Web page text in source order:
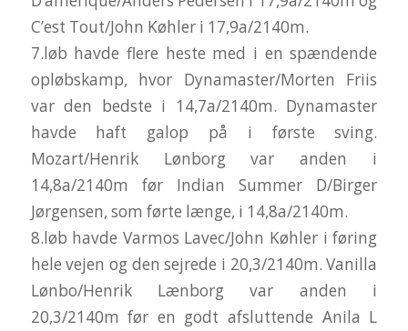
C’est Tout/John Køhler i 17,9a/2140m.
7.løb havde flere heste med i en spændende
opløbskamp, hvor Dynamaster/Morten Friis
var den bedste i 14,7a/2140m. Dynamaster
havde haft galop på i første sving.
Mozart/Henrik Lønborg var anden i
14,8a/2140m før Indian Summer D/Birger
Jørgensen, som førte længe, i 14,8a/2140m.
8.løb havde Varmos Lavec/John Køhler i føring
hele vejen og den sejrede i 20,3/2140m. Vanilla
Lønbo/Henrik Lænborg var anden i
20,3/2140m før en godt afsluttende Anila L